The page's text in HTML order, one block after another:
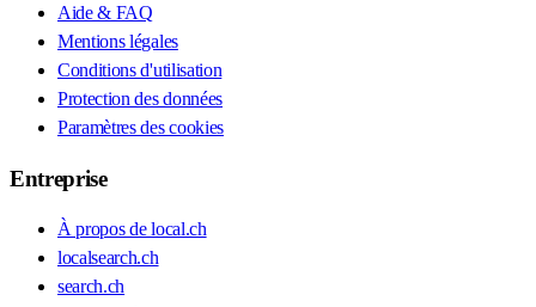
Aide & FAQ
Mentions légales
Conditions d'utilisation
Protection des données
Paramètres des cookies
Entreprise
À propos de local.ch
localsearch.ch
search.ch